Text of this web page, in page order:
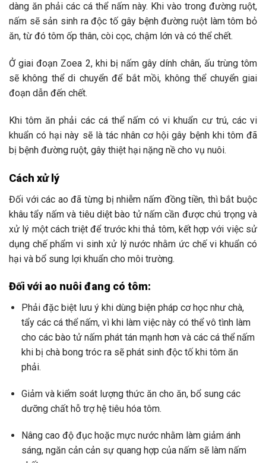
dàng ăn phải các cá thể nấm này. Khi vào trong đường ruột,
nấm sẽ sản sinh ra độc tố gây bệnh đường ruột làm tôm bỏ
ăn, từ đó tôm ốp thân, còi cọc, chậm lớn và có thể chết.
Ở giai đoạn Zoea 2, khi bị nấm gây dính chân, ấu trùng tôm
sẽ không thể di chuyển để bắt mồi, không thể chuyển giai
đoạn dẫn đến chết.
Khi tôm ăn phải các cá thể nấm có vi khuẩn cư trú, các vi
khuẩn có hại này sẽ là tác nhân cơ hội gây bệnh khi tôm đã
bị bệnh đường ruột, gây thiệt hại nặng nề cho vụ nuôi.
Cách xử lý
Đối với các ao đã từng bị nhiễm nấm đồng tiền, thì bắt buộc
khâu tẩy nấm và tiêu diệt bào tử nấm cần được chú trọng và
xử lý một cách triệt để trước khi thả tôm, kết hợp với việc sử
dụng chế phẩm vi sinh xử lý nước nhằm ức chế vi khuẩn có
hại và bổ sung lợi khuẩn cho môi trường.
Đối với ao nuôi đang có tôm:
Phải đặc biệt lưu ý khi dùng biện pháp cơ học như chà,
tẩy các cá thể nấm, vì khi làm việc này có thể vô tình làm
cho các bào tử nấm phát tán mạnh hơn và các cá thể nấm
khi bị chà bong tróc ra sẽ phát sinh độc tố khi tôm ăn
phải.
Giảm và kiểm soát lượng thức ăn cho ăn, bổ sung các
dưỡng chất hỗ trợ hệ tiêu hóa tôm.
Nâng cao độ đục hoặc mực nước nhằm làm giảm ánh
sáng, ngăn cản cản sự quang hợp của nấm sẽ làm nấm